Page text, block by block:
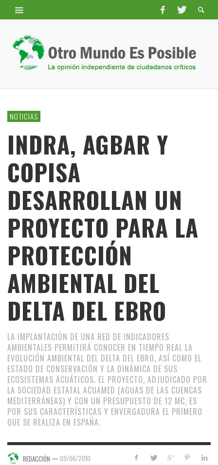
NOTICIAS
INDRA, AGBAR Y
COPISA
DESARROLLAN UN
PROYECTO PARA LA
PROTECCIÓN
AMBIENTAL DEL
DELTA DEL EBRO
LA IMPLANTACIÓN DE UNA RED DE INDICADORES
AMBIENTALES PERMITIRÁ CONOCER EN TIEMPO REAL LA
EVOLUCIÓN AMBIENTAL DEL DELTA DEL EBRO, ASÍ COMO EL
ESTADO DE CONSERVACIÓN Y LA DINÁMICA DE SUS
ECOSISTEMAS ACUÁTICOS. EL PROYECTO, ADJUDICADO POR
LA SOCIEDAD ESTATAL ACUAMED (AGUAS DE LAS CUENCAS
MEDITERRÁNEAS) Y CON UN PRESUPUESTO DE 12 M€, ES
POR SUS CARACTERÍSTICAS Y ENVERGADURA EL PRIMERO
QUE SE REALIZA EN ESPAÑA.
REDACCIÓN — 09/06/2010